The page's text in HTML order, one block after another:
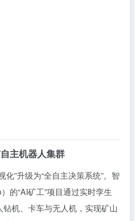
主机器人集群
化”升级为“全自主决策系统”。智
的“AI矿工”项目通过实时孪生
机、卡车与无人机，实现矿山